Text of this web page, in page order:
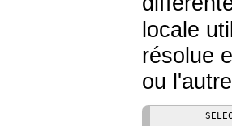
locale
résolue
ou